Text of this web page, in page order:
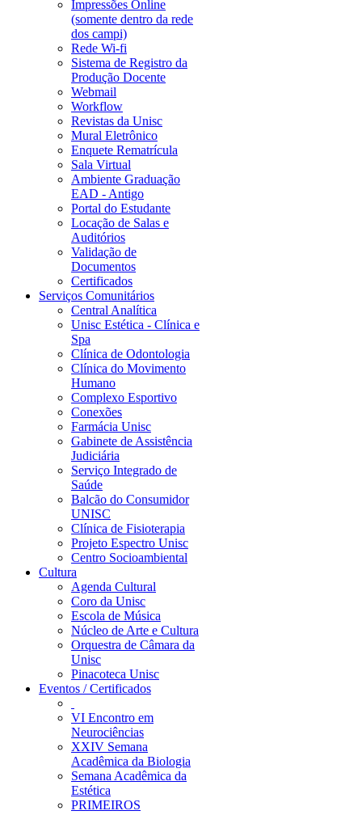
Impressões Online
(somente dentro da rede
dos campi)
Rede Wi-fi
Sistema de Registro da
Produção Docente
Webmail
Workflow
Revistas da Unisc
Mural Eletrônico
Enquete Rematrícula
Sala Virtual
Ambiente Graduação
EAD - Antigo
Portal do Estudante
Locação de Salas e
Auditórios
Validação de
Documentos
Certificados
Serviços Comunitários
Central Analítica
Unisc Estética - Clínica e
Spa
Clínica de Odontologia
Clínica do Movimento
Humano
Complexo Esportivo
Conexões
Farmácia Unisc
Gabinete de Assistência
Judiciária
Serviço Integrado de
Saúde
Balcão do Consumidor
UNISC
Clínica de Fisioterapia
Projeto Espectro Unisc
Centro Socioambiental
Cultura
Agenda Cultural
Coro da Unisc
Escola de Música
Núcleo de Arte e Cultura
Orquestra de Câmara da
Unisc
Pinacoteca Unisc
Eventos / Certificados
VI Encontro em
Neurociências
XXIV Semana
Acadêmica da Biologia
Semana Acadêmica da
Estética
PRIMEIROS